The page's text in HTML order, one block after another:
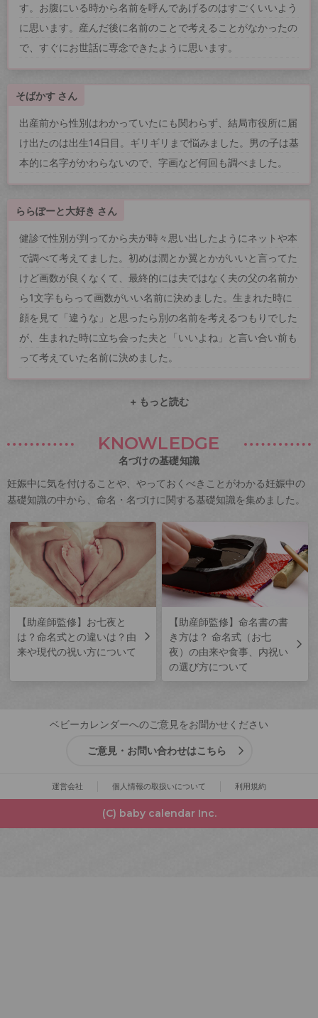
す。お腹にいる時から名前を呼んであげるのはすごくいいよう
に思います。産んだ後に名前のことで考えることがなかったの
で、すぐにお世話に専念できたように思います。
そばかす さん
出産前から性別はわかっていたにも関わらず、結局市役所に届
け出たのは出生14日目。ギリギリまで悩みました。男の子は基
本的に名字がかわらないので、字画など何回も調べました。
ららぽーと大好き さん
健診で性別が判ってから夫が時々思い出したようにネットや本
で調べて考えてました。初めは潤とか翼とかがいいと言ってた
けど画数が良くなくて、最終的には夫ではなく夫の父の名前か
ら1文字もらって画数がいい名前に決めました。生まれた時に
顔を見て「違うな」と思ったら別の名前を考えるつもりでした
が、生まれた時に立ち会った夫と「いいよね」と言い合い前も
って考えていた名前に決めました。
+ もっと読む
KNOWLEDGE
名づけの基礎知識
妊娠中に気を付けることや、やっておくべきことがわかる妊娠中の
基礎知識の中から、命名・名づけに関する基礎知識を集めました。
【助産師監修】お七夜と
は？命名式との違いは？由
来や現代の祝い方について
【助産師監修】命名書の書
き方は？ 命名式（お七
夜）の由来や食事、内祝い
の選び方について
ベビーカレンダーへのご意見をお聞かせください
ご意見・お問い合わせはこちら
運営会社 個人情報の取扱いについて 利用規約
(C) baby calendar Inc.